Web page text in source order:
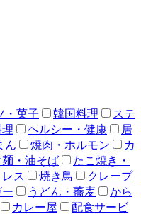
・菓子 韓国料理
ステ
ヘルシー・健康
居
ん 焼肉・ホルモン
カ
・油そば
たこ焼き・
ス 焼き鳥
クレープ
うどん・蕎麦
から
カレー屋
配食サービ